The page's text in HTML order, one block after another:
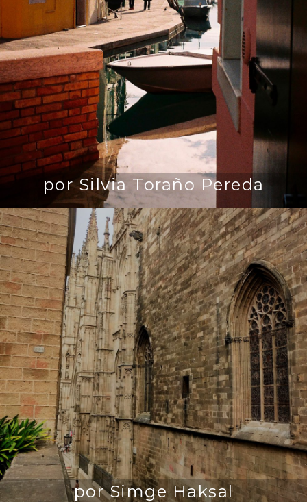
por Silvia Toraño Pereda
por Simge Haksal